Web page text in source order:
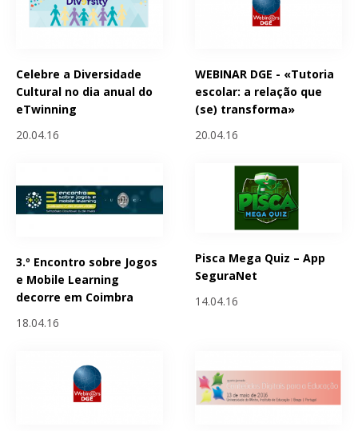
Celebre a Diversidade
Cultural no dia anual do
eTwinning
20.04.16
WEBINAR DGE - «Tutoria
escolar: a relação que
(se) transforma»
20.04.16
3.º Encontro sobre Jogos
e Mobile Learning
decorre em Coimbra
18.04.16
Pisca Mega Quiz – App
SeguraNet
14.04.16